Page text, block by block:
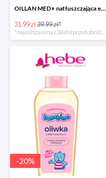
OILLAN MED+ natłuszczająca emulsja do kąpieli, 500 ml
31.99 zł39.99 zł*
-20%